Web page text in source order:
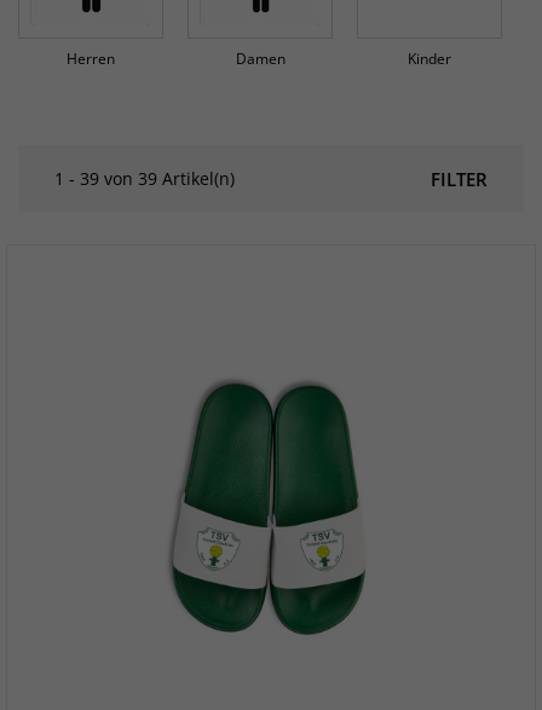
Herren Damen Kinder
FILTER
1 - 39 von 39 Artikel(n)